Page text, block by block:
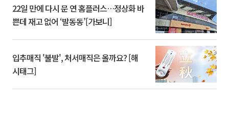
22일 만에 다시 문 연 홈플러스…정상화 바
쁜데 재고 없어 ‘발동동’[가보니]
입추매직 '불발', 처서매직은 올까요? [해
시태그]